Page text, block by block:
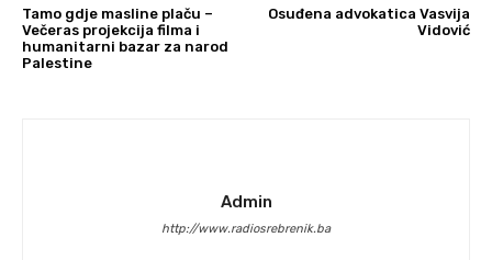
Tamo gdje masline plaču –
Večeras projekcija filma i
humanitarni bazar za narod
Palestine
Osuđena advokatica Vasvija
Vidović
Admin
http://www.radiosrebrenik.ba